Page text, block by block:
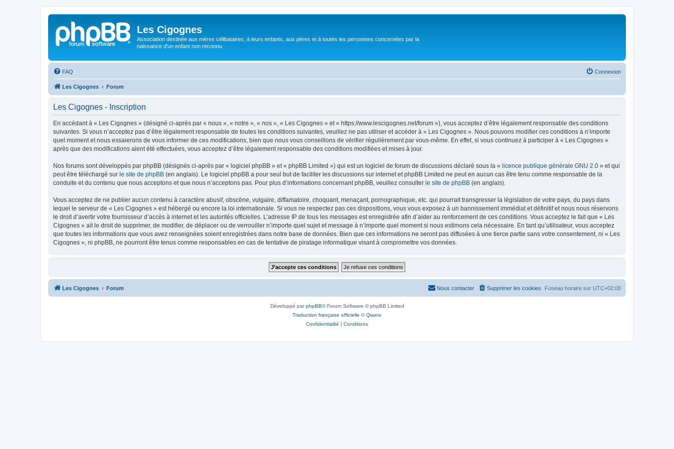
Les Cigognes
Association destinée aux mères célibataires, à leurs enfants, aux pères et à toutes les personnes concernées par la
naissance d'un enfant non reconnu
FAQ Connexion
Les Cigognes Forum
Les Cigognes - Inscription
En accédant à « Les Cigognes » (désigné ci-après par « nous », « notre », « nos », « Les Cigognes » et « https://www.lescigognes.net/forum »), vous acceptez d’être légalement responsable des conditions
suivantes. Si vous n’acceptez pas d’être légalement responsable de toutes les conditions suivantes, veuillez ne pas utiliser et accéder à « Les Cigognes ». Nous pouvons modifier ces conditions à n’importe
quel moment et nous essaierons de vous informer de ces modifications, bien que nous vous conseillons de vérifier régulièrement par vous-même. En effet, si vous continuez à participer à « Les Cigognes »
après que des modifications aient été effectuées, vous acceptez d’être légalement responsable des conditions modifiées et mises à jour.
Nos forums sont développés par phpBB (désignés ci-après par « logiciel phpBB » et « phpBB Limited ») qui est un logiciel de forum de discussions déclaré sous la « licence publique générale GNU 2.0 » et qui
peut être téléchargé sur le site de phpBB (en anglais). Le logiciel phpBB a pour seul but de faciliter les discussions sur internet et phpBB Limited ne peut en aucun cas être tenu comme responsable de la
conduite et du contenu que nous acceptons et que nous n’acceptons pas. Pour plus d’informations concernant phpBB, veuillez consulter le site de phpBB (en anglais).
Vous acceptez de ne publier aucun contenu à caractère abusif, obscène, vulgaire, diffamatoire, choquant, menaçant, pornographique, etc. qui pourrait transgresser la législation de votre pays, du pays dans
lequel le serveur de « Les Cigognes » est hébergé ou encore la loi internationale. Si vous ne respectez pas ces dispositions, vous vous exposez à un bannissement immédiat et définitif et nous nous réservons
le droit d’avertir votre fournisseur d’accès à internet et les autorités officielles. L’adresse IP de tous les messages est enregistrée afin d’aider au renforcement de ces conditions. Vous acceptez le fait que « Les
Cigognes » ait le droit de supprimer, de modifier, de déplacer ou de verrouiller n’importe quel sujet et message à n’importe quel moment si nous estimons cela nécessaire. En tant qu’utilisateur, vous acceptez
que toutes les informations que vous avez renseignées soient enregistrées dans notre base de données. Bien que ces informations ne seront pas diffusées à une tierce partie sans votre consentement, ni « Les
Cigognes », ni phpBB, ne pourront être tenus comme responsables en cas de tentative de piratage informatique visant à compromettre vos données.
Les Cigognes Forum Fuseau horaire sur UTC+02:00
Supprimer les cookies
Nous contacter
Développé parphpBB® Forum Software © phpBB Limited
Traduction française officielle ©Qiaeru
Confidentialité | Conditions